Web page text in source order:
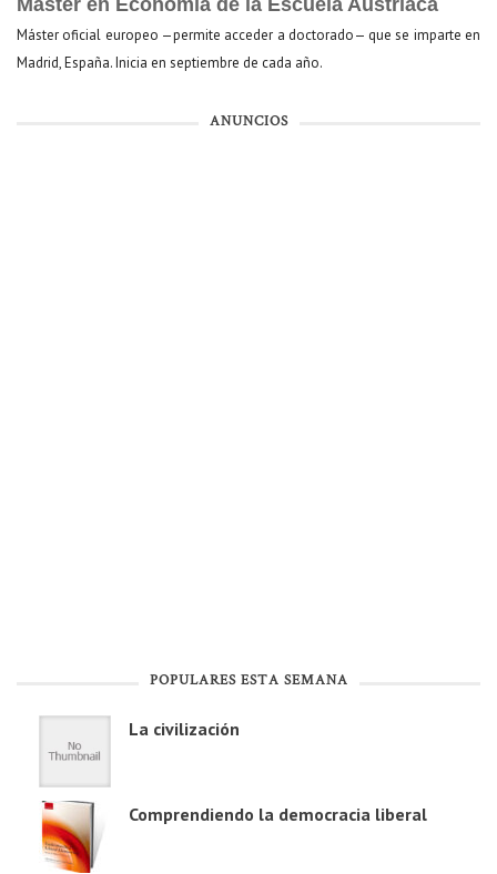
Máster oficial europeo —permite acceder a doctorado— que se imparte en
Madrid, España. Inicia en septiembre de cada año.
ANUNCIOS
POPULARES ESTA SEMANA
La civilización
Comprendiendo la democracia liberal